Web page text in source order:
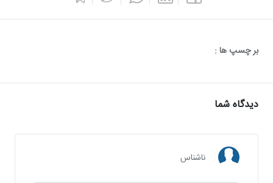
بر چسپ ها :
دیدگاه شما
ناشناس